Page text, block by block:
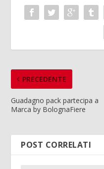
PRECEDENTE
Guadagno pack partecipa a
Marca by BolognaFiere
POST CORRELATI